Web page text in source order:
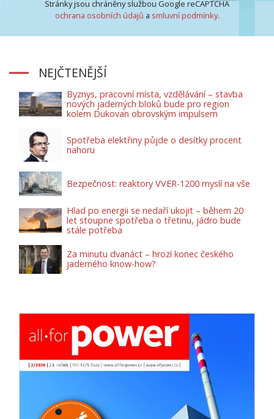
Stránky jsou chráněny službou Google reCAPTCHA
ochrana osobních údajů a smluvní podmínky.
NEJČTENĚJŠÍ
Byznys, pracovní místa, vzdělávání – stavba
nových jaderných bloků bude pro region
kolem Dukovan obrovským impulsem
Spotřeba elektřiny půjde o desítky procent
nahoru
Bezpečnost: reaktory VVER-1200 myslí na vše
Hlad po energii se nedaří ukojit – během 20
let stoupne spotřeba o třetinu, jádro bude
stále potřeba
Za minutu dvanáct – hrozí konec českého
jaderného know-how?